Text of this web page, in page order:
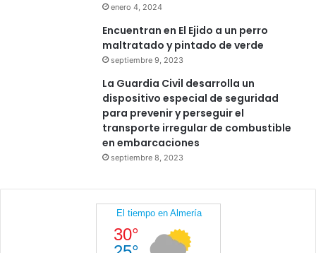
enero 4, 2024
Encuentran en El Ejido a un perro
maltratado y pintado de verde
septiembre 9, 2023
La Guardia Civil desarrolla un
dispositivo especial de seguridad
para prevenir y perseguir el
transporte irregular de combustible
en embarcaciones
septiembre 8, 2023